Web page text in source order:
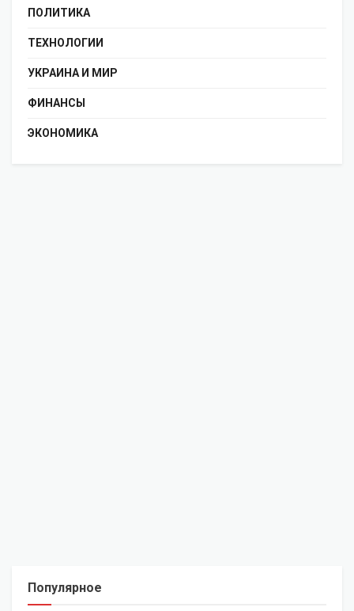
ПОЛИТИКА
ТЕХНОЛОГИИ
УКРАИНА И МИР
ФИНАНСЫ
ЭКОНОМИКА
Популярное